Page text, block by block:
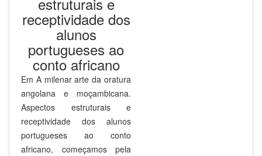
receptividade dos
alunos
portugueses ao
conto africano
Em A milenar arte da oratura
angolana e moçambicana.
Aspectos estruturais e
receptividade dos alunos
portugueses ao conto
africano, começamos pela